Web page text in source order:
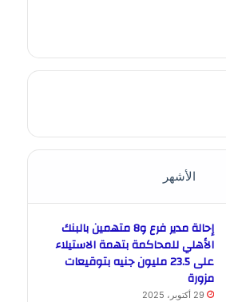
الأشهر
إحالة مدير فرع و8 متهمين بالبنك
الأهلي للمحاكمة بتهمة الاستيلاء
على 23.5 مليون جنيه بتوقيعات
مزورة
29 أكتوبر، 2025